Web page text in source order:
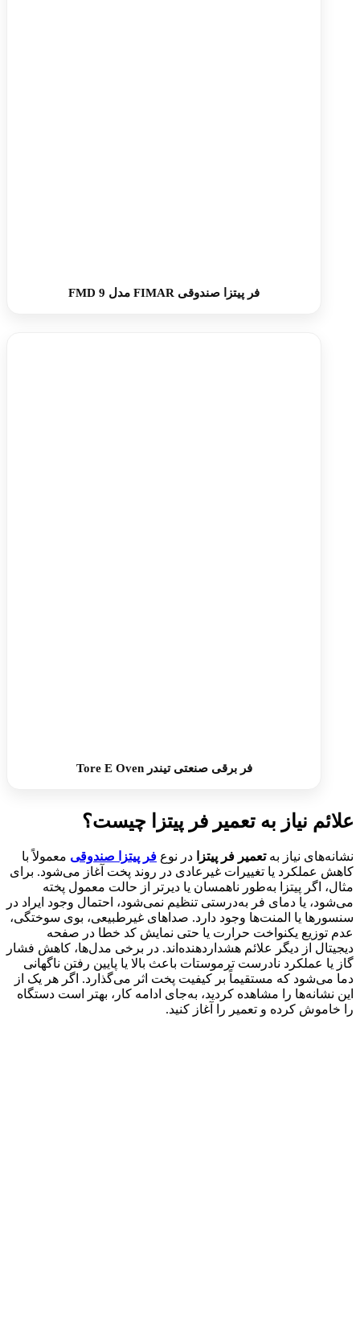
فر پیتزا صندوقی FIMAR مدل FMD 9
فر برقی صنعتی تیندر Tore E Oven
علائم نیاز به تعمیر فر پیتزا چیست؟
نشانه‌های نیاز بهتعمیر فر پیتزا در نوع فر پیتزا صندوقی معمولاً با
کاهش عملکرد یا تغییرات غیرعادی در روند پخت آغاز می‌شود. برای
مثال، اگر پیتزا به‌طور ناهمسان یا دیرتر از حالت معمول پخته
می‌شود، یا دمای فر به‌درستی تنظیم نمی‌شود، احتمال وجود ایراد در
سنسورها یا المنت‌ها وجود دارد. صداهای غیرطبیعی، بوی سوختگی،
عدم توزیع یکنواخت حرارت یا حتی نمایش کد خطا در صفحه
دیجیتال از دیگر علائم هشداردهنده‌اند. در برخی مدل‌ها، کاهش فشار
گاز یا عملکرد نادرست ترموستات باعث بالا یا پایین رفتن ناگهانی
دما می‌شود که مستقیماً بر کیفیت پخت اثر می‌گذارد. اگر هر یک از
این نشانه‌ها را مشاهده کردید، به‌جای ادامه کار، بهتر است دستگاه
را خاموش کرده و تعمیر را آغاز کنید.